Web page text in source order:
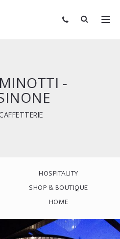
-
HOSPITALITY
SHOP & BOUTIQUE
HOME